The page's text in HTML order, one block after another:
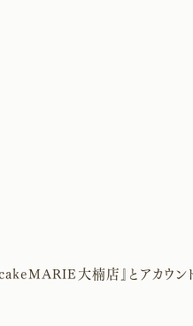
大楠店』とアカウン